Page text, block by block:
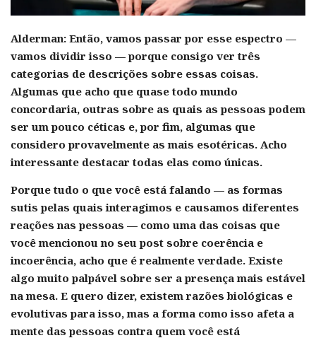
Alderman: Então, vamos passar por esse espectro —
vamos dividir isso — porque consigo ver três
categorias de descrições sobre essas coisas.
Algumas que acho que quase todo mundo
concordaria, outras sobre as quais as pessoas podem
ser um pouco céticas e, por fim, algumas que
considero provavelmente as mais esotéricas. Acho
interessante destacar todas elas como únicas.
Porque tudo o que você está falando — as formas
sutis pelas quais interagimos e causamos diferentes
reações nas pessoas — como uma das coisas que
você mencionou no seu post sobre coerência e
incoerência, acho que é realmente verdade. Existe
algo muito palpável sobre ser a presença mais estável
na mesa. E quero dizer, existem razões biológicas e
evolutivas para isso, mas a forma como isso afeta a
mente das pessoas contra quem você está